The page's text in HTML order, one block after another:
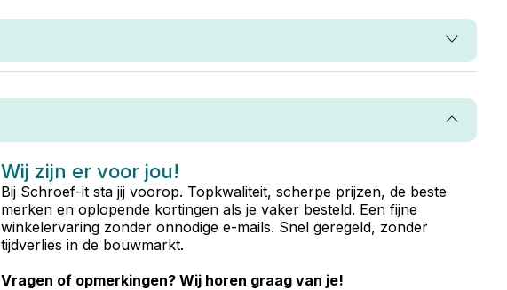
Wij zijn er voor jou!
Bij Schroef-it sta jij voorop. Topkwaliteit, scherpe prijzen, de beste
merken en oplopende kortingen als je vaker besteld. Een fijne
winkelervaring zonder onnodige e-mails. Snel geregeld, zonder
tijdverlies in de bouwmarkt.
Vragen of opmerkingen? Wij horen graag van je!